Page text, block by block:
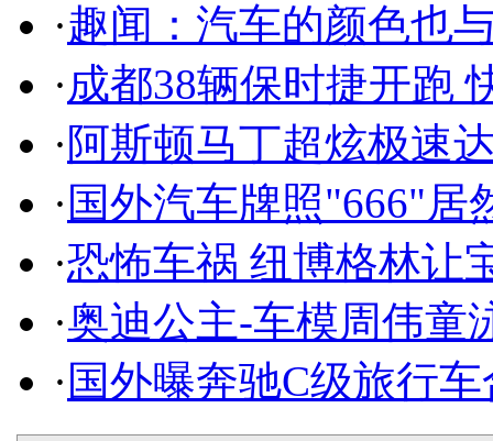
·趣闻：汽车的颜色也
·成都38辆保时捷开跑
·阿斯顿马丁超炫极速
· 国外汽车牌照"666"居
·恐怖车祸 纽博格林让
·奥迪公主-车模周伟童
· 国外曝奔驰C级旅行